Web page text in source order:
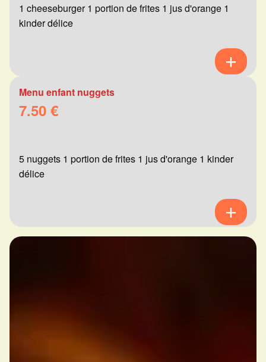
1 cheeseburger 1 portion de frites 1 jus d'orange 1
kinder délice
Menu enfant nuggets
7.50 €
5 nuggets 1 portion de frites 1 jus d'orange 1 kinder
délice